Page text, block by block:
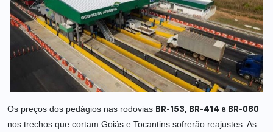
Os preços dos pedágios nas rodovias BR-153, BR-414 e BR-080
nos trechos que cortam Goiás e Tocantins sofrerão reajustes. As